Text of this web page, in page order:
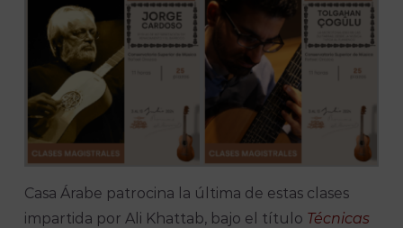
Casa Árabe patrocina la última de estas clases
impartida por Ali Khattab, bajo el título Técnicas